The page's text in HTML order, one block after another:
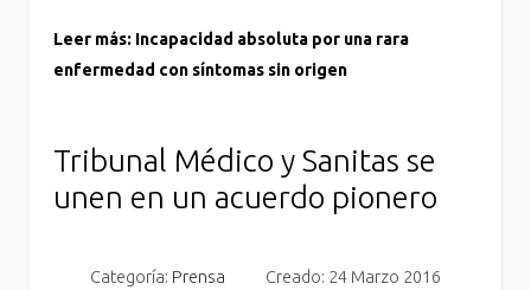
Leer más: Incapacidad absoluta por una rara
enfermedad con síntomas sin origen
Tribunal Médico y Sanitas se
unen en un acuerdo pionero
Categoría: Prensa Creado: 24 Marzo 2016